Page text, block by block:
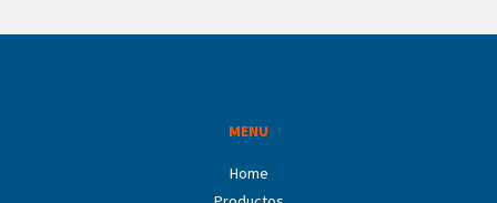
MENU
Home